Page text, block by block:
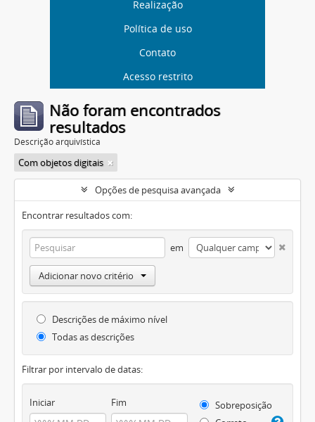
Realização
Política de uso
Contato
Acesso restrito
Não foram encontrados
resultados
Descrição arquivística
Com objetos digitais
Opções de pesquisa avançada
Encontrar resultados com:
em
Adicionar novo critério
Descrições de máximo nível
Todas as descrições
Filtrar por intervalo de datas:
Iniciar Fim
Sobreposição